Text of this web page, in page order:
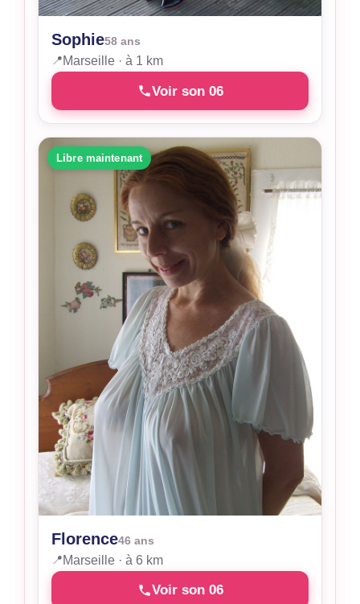
Sophie58 ans
📍Marseille · à 1 km
Voir son 06
Libre maintenant
Florence46 ans
📍Marseille · à 6 km
Voir son 06